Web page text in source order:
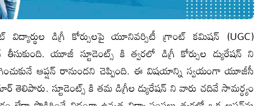
విద్యార్థుల డిగ్రీ కోర్సులపై యూనివర్సిటీ గ్రాంట్ కమిషన్ (UGC)
యూజీ స్టూడెంట్స్ కి త్వరలో డిగ్రీ కోర్సుల డ్యురేషన్ ని
ఆప్షన్​ రానుందని చెప్పింది. ఈ విషయాన్ని స్వయంగా యూజీసీ
తెలిపారు. స్టూడెంట్స్ కి తమ డిగ్రీల డ్యురేషన్ ని వారు చదివే సామర్ధ్యం